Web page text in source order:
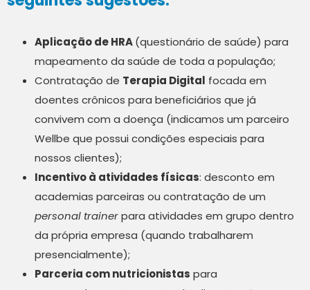
Aplicação de HRA(questionário de saúde) para
mapeamento da saúde de toda a população;
Contratação de Terapia Digital focada em
doentes crônicos para beneficiários que já
convivem com a doença (indicamos um parceiro
Wellbe que possui condições especiais para
nossos clientes);
Incentivo à atividades físicas: desconto em
academias parceiras ou contratação de um
personal trainerpara atividades em grupo dentro
da própria empresa (quando trabalharem
presencialmente);
Parceria com nutricionistas para